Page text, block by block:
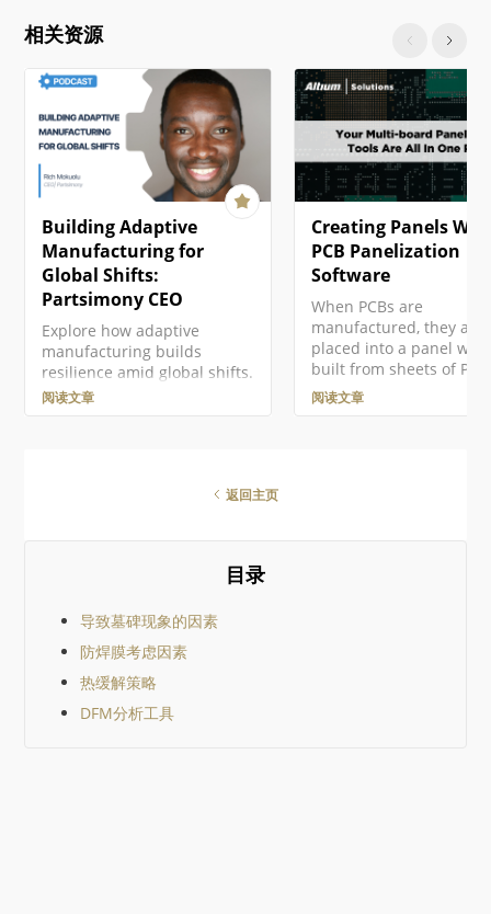
图创建一个 板细节视图。 当在
设计空间中选中该视图时，可
置板制造视图的绘图表现形
式。通用视图属性在该面板的
General 选项卡（）中配置。
比例 Scale， Use Custom
Scale 使用这些选项配置视图的
比例。更多信息请参阅 使用视
图 页面。 标题 Title，
Location， Font 使用这些选项
配置视图的标题。更多信息请
参阅 使用视图 页面。 样式
Board Line 使用下拉列表选择
用于渲染视图边框/轮廓的线宽
和线型…
technologies to provide
tool for your
that allows you to ask
questions about
requirements in your
current project in free…
相关资源
Building Adaptive
Manufacturing for
Global Shifts:
Partsimony CEO
Explore how adaptive
manufacturing builds
resilience amid global shifts.
Unite engineering and
supply chain insights to
阅读文章
Creating Panels
PCB Panelization
Software
When PCBs are
manufactured, they are
placed into a panel
built from sheets of PCB
dielectric materials and
copper. The stack-up in
Multiple software
阅读文章
返回主页
目录
导致墓碑现象的因素
防焊膜考虑因素
热缓解策略
DFM分析工具